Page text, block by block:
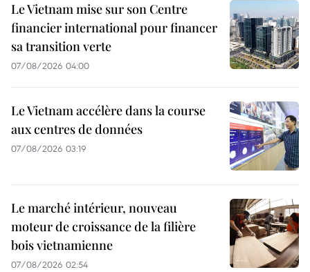
Le Vietnam mise sur son Centre
financier international pour financer
sa transition verte
07/08/2026 04:00
Le Vietnam accélère dans la course
aux centres de données
07/08/2026 03:19
Le marché intérieur, nouveau
moteur de croissance de la filière
bois vietnamienne
07/08/2026 02:54